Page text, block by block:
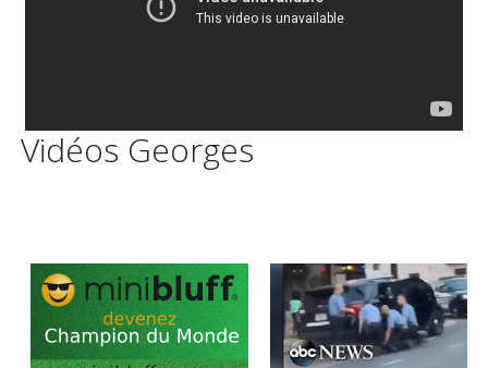
Vidéos Georges